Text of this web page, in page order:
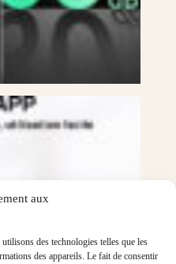
aux
des technologies telles que les
des appareils. Le fait de consentir